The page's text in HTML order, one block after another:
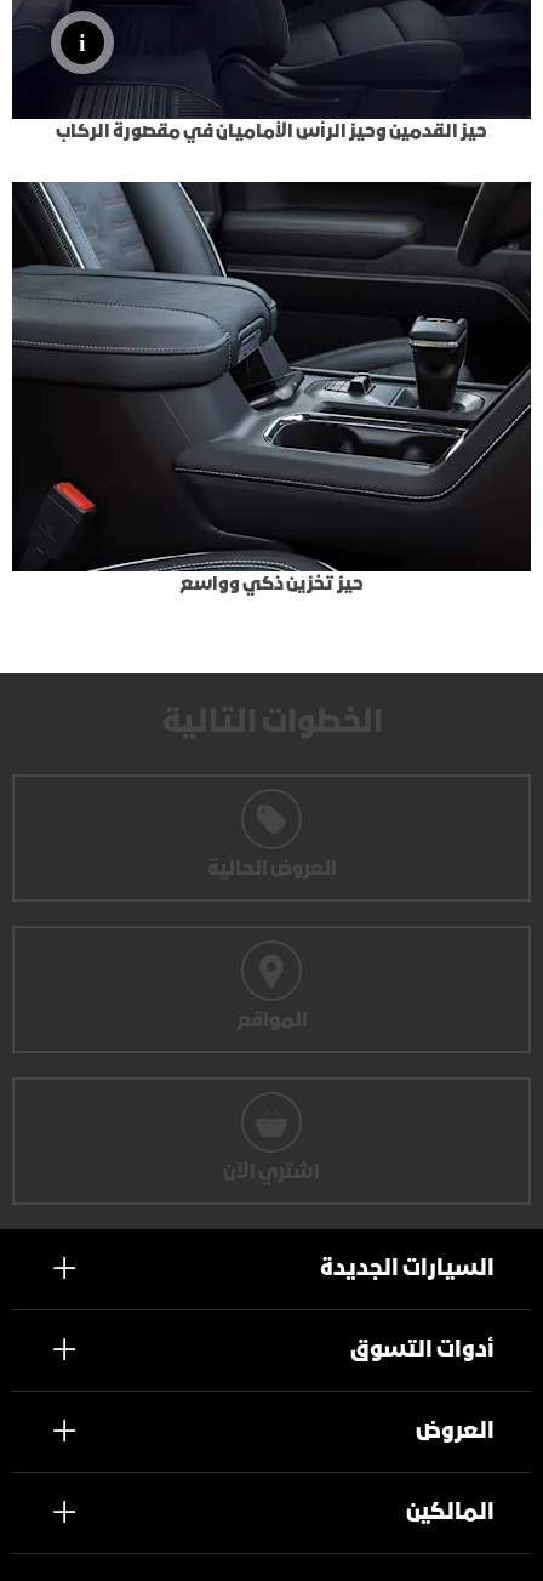
حيز القدمين وحيز الرأس الأماميان في مقصورة الركاب
حيز تخزين ذكي وواسع
الخطوات التالية
العروض الحالية
المواقع
السيارات الجديدة
أدوات التسوق
العروض
المالكين